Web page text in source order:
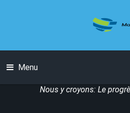
Menu
Nous y croyons: Le